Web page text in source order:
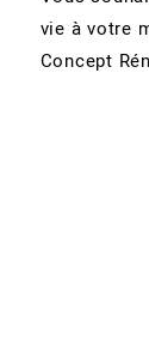
vie à votre
Concept